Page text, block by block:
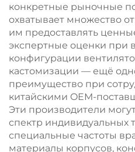
конкретные рыночные
охватывает множество
им предоставлять
экспертные оценки при
конфигурации
кастомизации — ещё
преимущество при
китайскими OEM-
Эти производители
спектр индивидуальных
специальные частоты
материалы корпусов,